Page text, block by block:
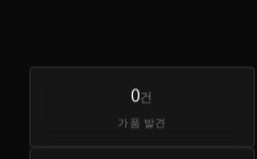
0건
가품 발견